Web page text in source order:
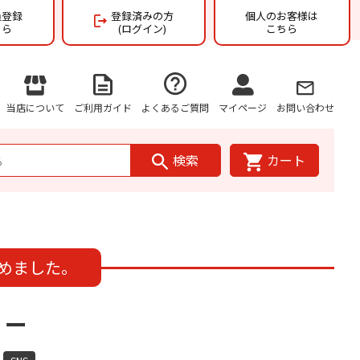
録
登録済みの方
(ログイン)
個人のお客様は
こちら
当店について ご利用ガイド よくあるご質問 マイページ お問い合わせ
検索 カート
した。